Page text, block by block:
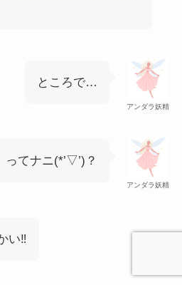
アンダラ妖精
ところで…
アンダラ妖精
ってナニ(*’▽’)？
い‼